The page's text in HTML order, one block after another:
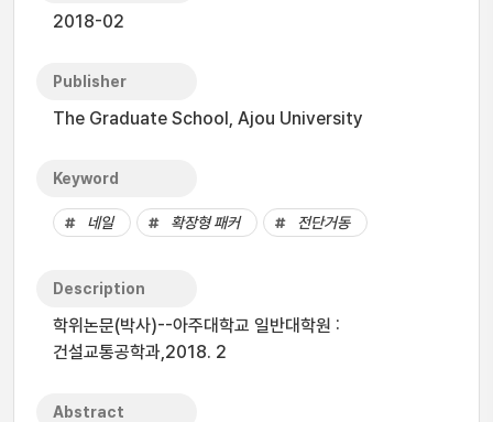
2018-02
Publisher
The Graduate School, Ajou University
Keyword
네일 확장형 패커 전단거동
Description
학위논문(박사)--아주대학교 일반대학원 :
건설교통공학과,2018. 2
Abstract